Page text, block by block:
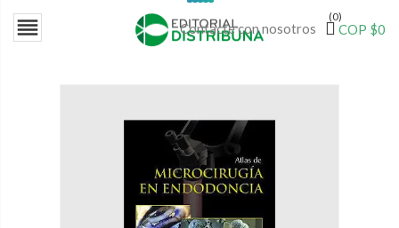
 Contacte con nosotros COP $0
(0)